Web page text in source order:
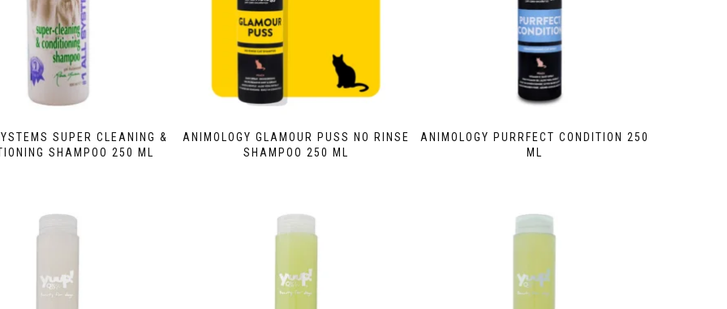
SUPER CLEANING &
SHAMPOO 250 ML
ANIMOLOGY GLAMOUR PUSS NO RINSE
SHAMPOO 250 ML
ANIMOLOGY PURRFECT CONDITION 250
ML